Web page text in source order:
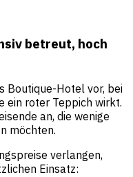
betreut, hoch
Boutique-Hotel vor, bei
ein roter Teppich wirkt.
an, die wenige
möchten.
verlangen,
Einsatz: